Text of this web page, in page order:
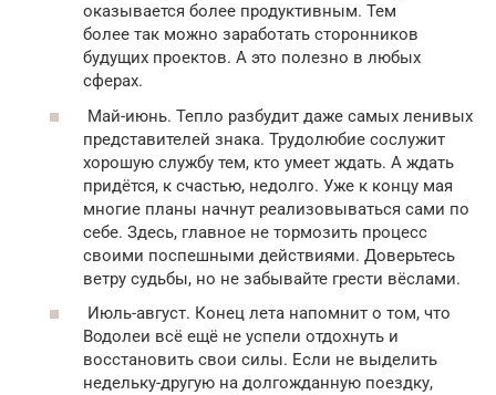
оказывается более продуктивным. Тем
более так можно заработать сторонников
будущих проектов. А это полезно в любых
сферах.
Май-июнь. Тепло разбудит даже самых ленивых
представителей знака. Трудолюбие сослужит
хорошую службу тем, кто умеет ждать. А ждать
придётся, к счастью, недолго. Уже к концу мая
многие планы начнут реализовываться сами по
себе. Здесь, главное не тормозить процесс
своими поспешными действиями. Доверьтесь
ветру судьбы, но не забывайте грести вёслами.
Июль-август. Конец лета напомнит о том, что
Водолеи всё ещё не успели отдохнуть и
восстановить свои силы. Если не выделить
недельку-другую на долгожданную поездку,